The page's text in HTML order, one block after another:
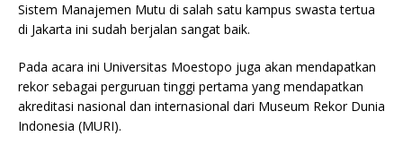
Sistem Manajemen Mutu di salah satu kampus swasta tertua
di Jakarta ini sudah berjalan sangat baik.
Pada acara ini Universitas Moestopo juga akan mendapatkan
rekor sebagai perguruan tinggi pertama yang mendapatkan
akreditasi nasional dan internasional dari Museum Rekor Dunia
Indonesia (MURI).